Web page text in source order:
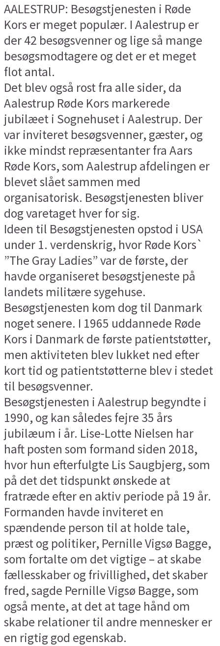
AALESTRUP: Besøgstjenesten i Røde
Kors er meget populær. I Aalestrup er
der 42 besøgsvenner og lige så mange
besøgsmodtagere og det er et meget
flot antal.
Det blev også rost fra alle sider, da
Aalestrup Røde Kors markerede
jubilæet i Sognehuset i Aalestrup. Der
var inviteret besøgsvenner, gæster, og
ikke mindst repræsentanter fra Aars
Røde Kors, som Aalestrup afdelingen er
blevet slået sammen med
organisatorisk. Besøgstjenesten bliver
dog varetaget hver for sig.
Ideen til Besøgstjenesten opstod i USA
under 1. verdenskrig, hvor Røde Kors`
”The Gray Ladies” var de første, der
havde organiseret besøgstjeneste på
landets militære sygehuse.
Besøgstjenesten kom dog til Danmark
noget senere. I 1965 uddannede Røde
Kors i Danmark de første patientstøtter,
men aktiviteten blev lukket ned efter
kort tid og patientstøtterne blev i stedet
til besøgsvenner.
Besøgstjenesten i Aalestrup begyndte i
1990, og kan således fejre 35 års
jubilæum i år. Lise-Lotte Nielsen har
haft posten som formand siden 2018,
hvor hun efterfulgte Lis Saugbjerg, som
på det det tidspunkt ønskede at
fratræde efter en aktiv periode på 19 år.
Formanden havde inviteret en
spændende person til at holde tale,
præst og politiker, Pernille Vigsø Bagge,
som fortalte om det vigtige – at skabe
fællesskaber og frivillighed, det skaber
fred, sagde Pernille Vigsø Bagge, som
også mente, at det at tage hånd om
skabe relationer til andre mennesker er
en rigtig god egenskab.